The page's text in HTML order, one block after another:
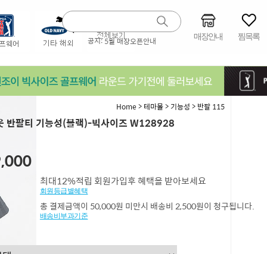
공지:5월 매장오픈안내 매장안내 찜목록
Home> 테마몰> 기능성 > 반팔 115
반팔티 기능성(블랙)-빅사이즈 W128928
최대12%적립 회원가입후 혜택을 받아보세요
회원등급별혜택
총 결제금액이 50,000원 미만시 배송비 2,500원이 청구됩니다.
배송비부과기준